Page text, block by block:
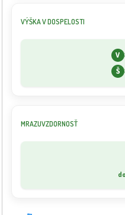
VÝŠKA V DOSPELOSTI
V
Š
MRAZUVZDORNOSŤ